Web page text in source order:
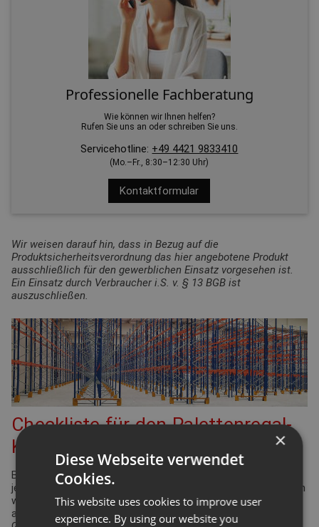
Professionelle Fachberatung
Wie können wir Ihnen helfen?
Rufen Sie uns an oder schreiben Sie uns.
Servicehotline: +49 4421 9833410
(Mo.–Fr., 8:30–12:30 Uhr)
Kontaktformular
Wir weisen darauf hin, dass in Bezug auf die
Produktsicherheitsverordnung das hier angebotene Produkt
ausschließlich für den gewerblichen Einsatz vorgesehen ist.
Ein Einsatz durch Verbraucher i.S. v. § 13 BGB ist
auszuschließen.
Checkliste für den Palettenregal-
Konfigurator
Bei der Planung Ihrer Regalanlage für Palettenregale gibt es
jede Menge Punkte zu überprüfen und einzuhalten. Viele davon
werden durch die Arbeitsstättenverordnung geregelt. Aber
auch Ergonomie und Effizienz spielen eine bedeutende Rolle.
×
Diese Webseite verwendet
Cookies.
This website uses cookies to improve user
experience. By using our website you